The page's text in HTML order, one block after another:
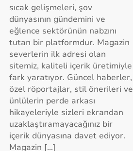
sıcak gelişmeleri, şov
dünyasının gündemini ve
eğlence sektörünün nabzını
tutan bir platformdur. Magazin
severlerin ilk adresi olan
sitemiz, kaliteli içerik üretimiyle
fark yaratıyor. Güncel haberler,
özel röportajlar, stil önerileri ve
ünlülerin perde arkası
hikayeleriyle sizleri ekrandan
uzaklaştıramayacağınız bir
içerik dünyasına davet ediyor.
Magazin […]